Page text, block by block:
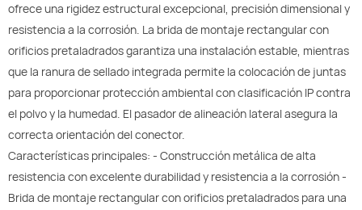
ofrece una rigidez estructural excepcional, precisión dimensional y
resistencia a la corrosión. La brida de montaje rectangular con
orificios pretaladrados garantiza una instalación estable, mientras
que la ranura de sellado integrada permite la colocación de juntas
para proporcionar protección ambiental con clasificación IP contra
el polvo y la humedad. El pasador de alineación lateral asegura la
correcta orientación del conector.
Características principales: - Construcción metálica de alta
resistencia con excelente durabilidad y resistencia a la corrosión -
Brida de montaje rectangular con orificios pretaladrados para una